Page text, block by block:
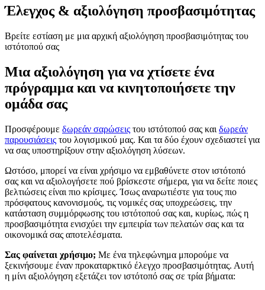
Έλεγχος & αξιολόγηση προσβασιμότητας
Βρείτε εστίαση με μια αρχική αξιολόγηση προσβασιμότητας του
ιστότοπού σας
Μια αξιολόγηση για να χτίσετε ένα
πρόγραμμα και να κινητοποιήσετε την
ομάδα σας
Προσφέρουμε δωρεάν σαρώσεις του ιστότοπού σας και δωρεάν
παρουσιάσεις του λογισμικού μας. Και τα δύο έχουν σχεδιαστεί για
να σας υποστηρίξουν στην αξιολόγηση λύσεων.
Ωστόσο, μπορεί να είναι χρήσιμο να εμβαθύνετε στον ιστότοπό
σας και να αξιολογήσετε πού βρίσκεστε σήμερα, για να δείτε ποιες
βελτιώσεις είναι πιο κρίσιμες. Ίσως αναρωτιέστε για τους πιο
πρόσφατους κανονισμούς, τις νομικές σας υποχρεώσεις, την
κατάσταση συμμόρφωσης του ιστότοπού σας και, κυρίως, πώς η
προσβασιμότητα ενισχύει την εμπειρία των πελατών σας και τα
οικονομικά σας αποτελέσματα.
Σας φαίνεται χρήσιμο; Με ένα τηλεφώνημα μπορούμε να
ξεκινήσουμε έναν προκαταρκτικό έλεγχο προσβασιμότητας. Αυτή
η μίνι αξιολόγηση εξετάζει τον ιστότοπό σας σε τρία βήματα: